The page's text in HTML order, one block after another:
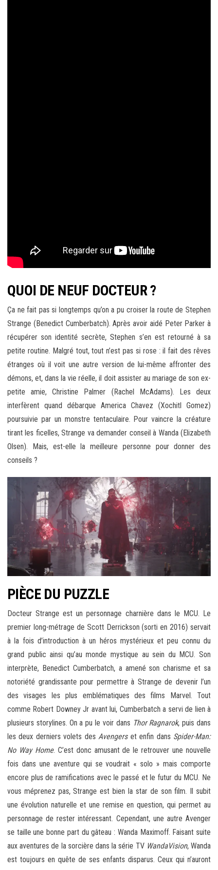
QUOI DE NEUF DOCTEUR ?
Ça ne fait pas si longtemps qu’on a pu croiser la route de Stephen
Strange (Benedict Cumberbatch). Après avoir aidé Peter Parker à
récupérer son identité secrète, Stephen s’en est retourné à sa
petite routine. Malgré tout, tout n’est pas si rose : il fait des rêves
étranges où il voit une autre version de lui-même affronter des
démons, et, dans la vie réelle, il doit assister au mariage de son ex-
petite amie, Christine Palmer (Rachel McAdams). Les deux
interfèrent quand débarque America Chavez (Xochitl Gomez)
poursuivie par un monstre tentaculaire. Pour vaincre la créature
tirant les ficelles, Strange va demander conseil à Wanda (Elizabeth
Olsen). Mais, est-elle la meilleure personne pour donner des
conseils ?
PIÈCE DU PUZZLE
Docteur Strange est un personnage charnière dans le MCU. Le
premier long-métrage de Scott Derrickson (sorti en 2016) servait
à la fois d’introduction à un héros mystérieux et peu connu du
grand public ainsi qu’au monde mystique au sein du MCU. Son
interprète, Benedict Cumberbatch, a amené son charisme et sa
notoriété grandissante pour permettre à Strange de devenir l’un
des visages les plus emblématiques des films Marvel. Tout
comme Robert Downey Jr avant lui, Cumberbatch a servi de lien à
plusieurs storylines. On a pu le voir dans Thor Ragnarok, puis dans
les deux derniers volets des Avengerset enfin dans Spider-Man:
No Way Home. C’est donc amusant de le retrouver une nouvelle
fois dans une aventure qui se voudrait « solo » mais comporte
encore plus de ramifications avec le passé et le futur du MCU. Ne
vous méprenez pas, Strange est bien la star de son film. Il subit
une évolution naturelle et une remise en question, qui permet au
personnage de rester intéressant. Cependant, une autre Avenger
se taille une bonne part du gâteau : Wanda Maximoff. Faisant suite
aux aventures de la sorcière dans la série TV WandaVision, Wanda
est toujours en quête de ses enfants disparus. Ceux qui n’auront